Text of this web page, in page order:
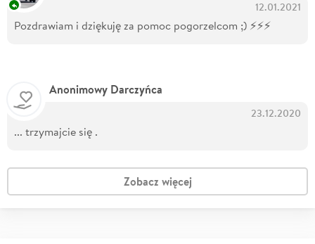
12.01.2021
Pozdrawiam i dziękuję za pomoc pogorzelcom ;) ⚡⚡⚡
Anonimowy Darczyńca
23.12.2020
... trzymajcie się .
Zobacz więcej